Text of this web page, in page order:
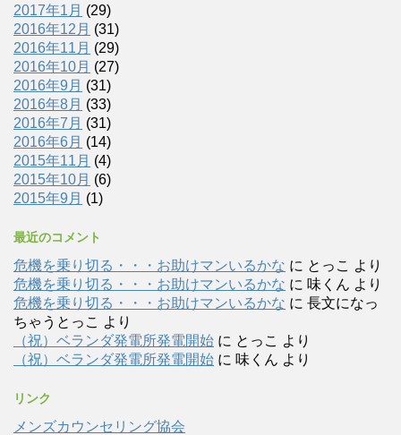
2017年1月 (29)
2016年12月 (31)
2016年11月 (29)
2016年10月 (27)
2016年9月 (31)
2016年8月 (33)
2016年7月 (31)
2016年6月 (14)
2015年11月 (4)
2015年10月 (6)
2015年9月 (1)
最近のコメント
危機を乗り切る・・・お助けマンいるかな に とっこ より
危機を乗り切る・・・お助けマンいるかな に 味くん より
危機を乗り切る・・・お助けマンいるかな に 長文になっ
ちゃうとっこ より
（祝）ベランダ発電所発電開始 に とっこ より
（祝）ベランダ発電所発電開始 に 味くん より
リンク
メンズカウンセリング協会